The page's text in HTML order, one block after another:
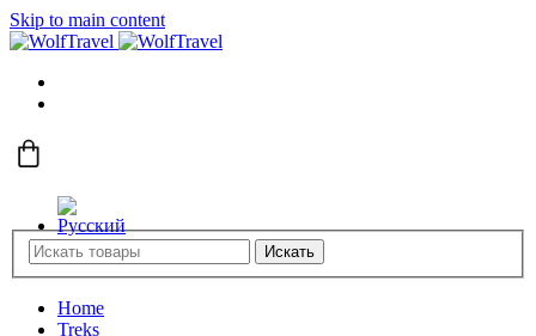
Skip to main content
Искать
Home
Treks